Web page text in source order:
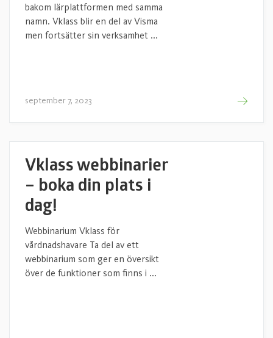
bakom lärplattformen med samma
namn. Vklass blir en del av Visma
men fortsätter sin verksamhet ...
september 7, 2023
Vklass webbinarier
– boka din plats i
dag!
Webbinarium Vklass för
vårdnadshavare Ta del av ett
webbinarium som ger en översikt
över de funktioner som finns i ...